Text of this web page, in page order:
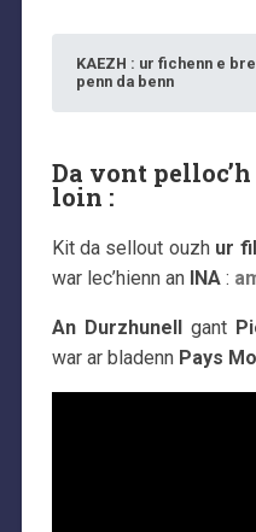
KAEZH : ur fichenn e
penn da benn
Da vont
loin :
Kit da sellout ouzh ur
war lec’hienn an INA:
An Durzhunell gant
war ar bladenn Pays